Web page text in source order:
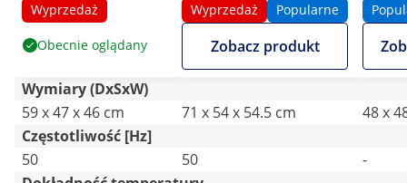
Wyprzedaż
Obecnie oglądany
Wyprzedaż Popularne
Zobacz produkt
Wymiary (DxSxW)
59 x 47 x 46 cm
71 x 54 x 54.5 cm
48 x
Częstotliwość [Hz]
50
50
-